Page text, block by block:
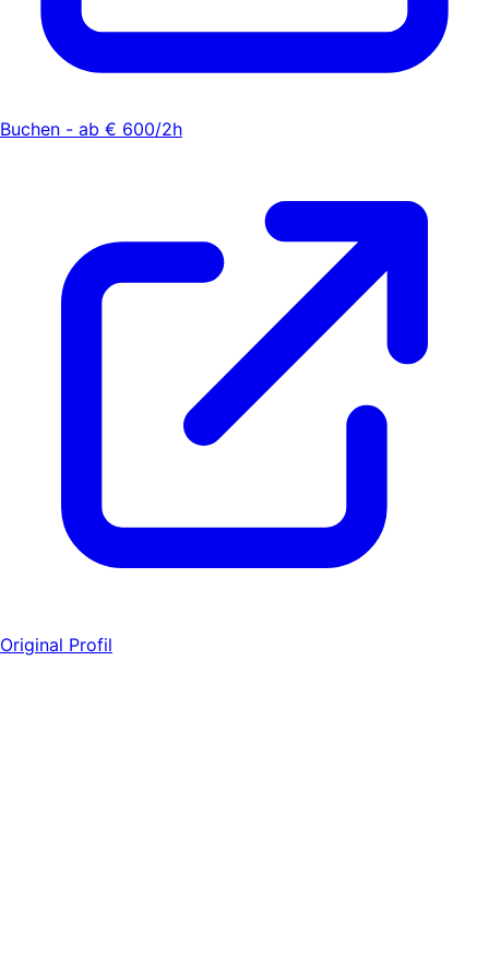
Buchen - ab € 600/2h
Original Profil